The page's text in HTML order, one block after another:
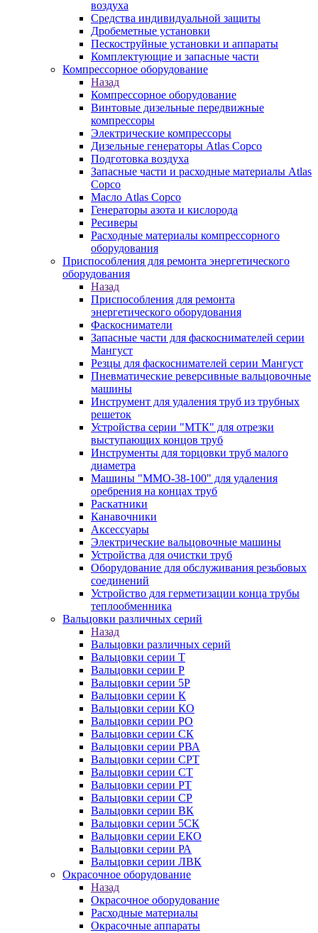
воздуха
Средства индивидуальной защиты
Дробеметные установки
Пескоструйные установки и аппараты
Комплектующие и запасные части
Компрессорное оборудование
Назад
Компрессорное оборудование
Винтовые дизельные передвижные
компрессоры
Электрические компрессоры
Дизельные генераторы Atlas Copco
Подготовка воздуха
Запасные части и расходные материалы Atlas
Copco
Масло Atlas Copco
Генераторы азота и кислорода
Ресиверы
Расходные материалы компрессорного
оборудования
Приспособления для ремонта энергетического
оборудования
Назад
Приспособления для ремонта
энергетического оборудования
Фаскосниматели
Запасные части для фаскоснимателей серии
Мангуст
Резцы для фаскоснимателей серии Мангуст
Пневматические реверсивные вальцовочные
машины
Инструмент для удаления труб из трубных
решеток
Устройства серии "МТК" для отрезки
выступающих концов труб
Инструменты для торцовки труб малого
диаметра
Машины "ММО-38-100" для удаления
оребрения на концах труб
Раскатники
Канавочники
Аксессуары
Электрические вальцовочные машины
Устройства для очистки труб
Оборудование для обслуживания резьбовых
соединений
Устройство для герметизации конца трубы
теплообменника
Вальцовки различных серий
Назад
Вальцовки различных серий
Вальцовки серии Т
Вальцовки серии Р
Вальцовки серии 5Р
Вальцовки серии К
Вальцовки серии КО
Вальцовки серии РО
Вальцовки серии СК
Вальцовки серии РВА
Вальцовки серии СРТ
Вальцовки серии СТ
Вальцовки серии РТ
Вальцовки серии СР
Вальцовки серии ВК
Вальцовки серии 5СК
Вальцовки серии ЕКО
Вальцовки серии РА
Вальцовки серии ЛВК
Окрасочное оборудование
Назад
Окрасочное оборудование
Расходные материалы
Окрасочные аппараты